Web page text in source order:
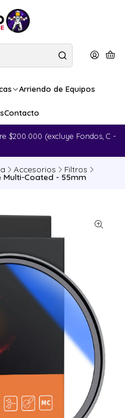
Arriendo de Equipos
Contacto
$200.000 (excluye Fondos, C -
Accesorios Filtros
Multi-Coated - 55mm